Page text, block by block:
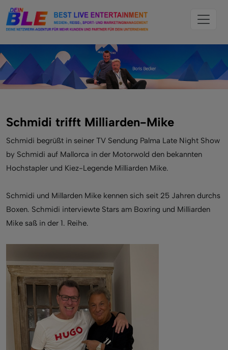
Schmidi trifft Milliarden-Mike
Schmidi begrüßt in seiner TV Sendung Palma Late Night Show
by Schmidi auf Mallorca in der Motorwold den bekannten
Hochstapler und Kiez-Legende Milliarden Mike.
Schmidi und Millarden Mike kennen sich seit 25 Jahren durchs
Boxen. Schmidi interviewte Stars am Boxring und Milliarden
Mike saß in der 1. Reihe.